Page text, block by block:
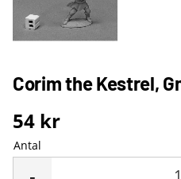
Corim the Kestrel,
54 kr
Antal